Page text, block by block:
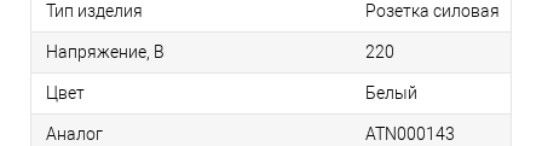
Тип изделия Розетка силовая
Напряжение, В 220
Цвет Белый
Аналог ATN000143